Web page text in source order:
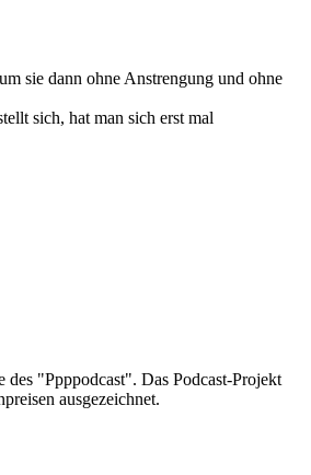
sie dann ohne Anstrengung und ohne
sich, hat man sich erst mal
"Ppppodcast". Das Podcast-Projekt
ausgezeichnet.